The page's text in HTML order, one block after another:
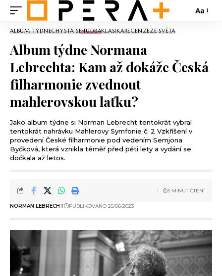
Aa
ALBUM TÝDNECHYSTÁ SEHUDBAKLASIKARECENZEZE SVĚTA
Album týdne Normana
Lebrechta: Kam až dokáže Česká
filharmonie zvednout
mahlerovskou laťku?
Jako album týdne si Norman Lebrecht tentokrát vybral
tentokrát nahrávku Mahlerovy Symfonie č. 2 Vzkříšení v
provedení České filharmonie pod vedením Semjona
Byčková, která vznikla téměř před pěti lety a vydání se
dočkala až letos.
NORMAN LEBRECHT PUBLIKOVÁNO 25/06/2023
3 MINUT ČTENÍ